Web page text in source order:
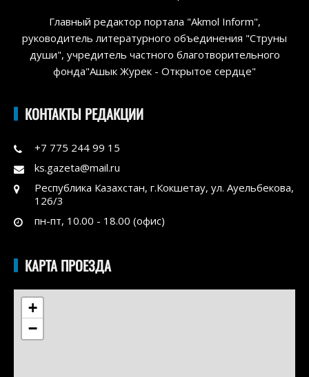
Главный редактор портала "Akmol Inform",
руководитель литературного объединения "Струны
души", учредитель частного благотворительного
фонда"Ашык Журек - Открытое сердце"
КОНТАКТЫ РЕДАКЦИИ
+7 775 244 99 15
ks.gazeta@mail.ru
Республика Казахстан, г.Кокшетау, ул. Ауельбекова,
126/3
пн-пт, 10.00 - 18.00 (офис)
КАРТА ПРОЕЗДА
+
−